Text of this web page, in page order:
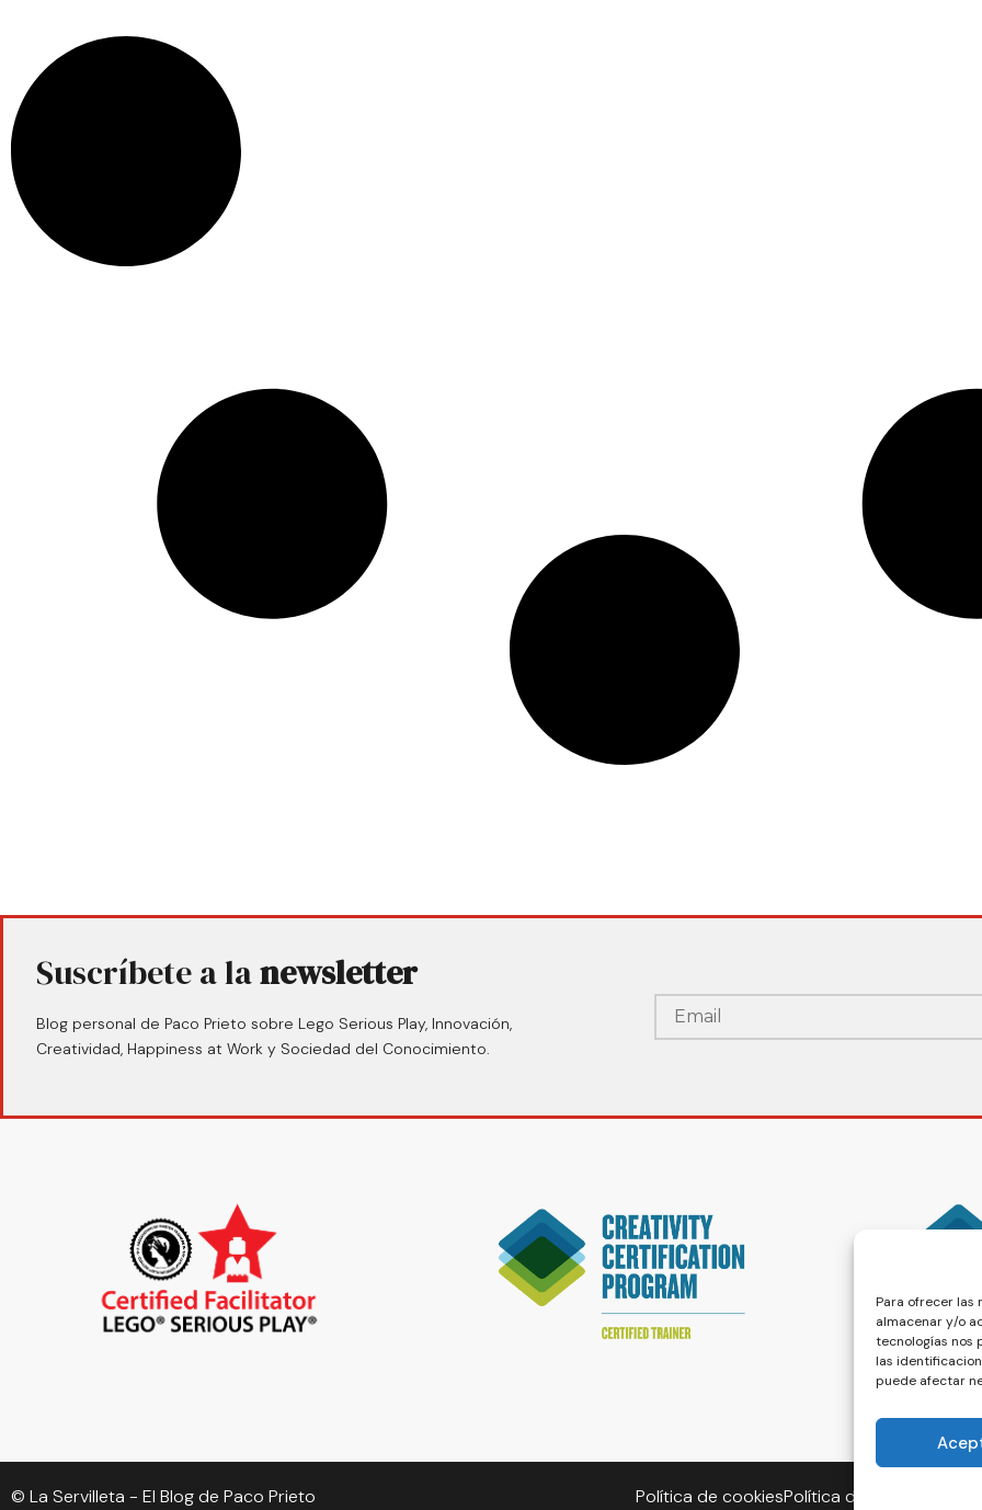
Para ofrecer las
almacenar y/o
tecnologías nos
las
puede afectar
Suscríbete a lanewsletter
Blog personal de Paco Prieto sobre Lego Serious Play, Innovación,
Creatividad, Happiness at Work y Sociedad del Conocimiento.
© La Servilleta - El Blog de Paco Prieto Política de cookiesPolítica de privacidad